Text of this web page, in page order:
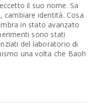
il suo nome. Sa
cambiare identità. Cosa
in stato avanzato
sono stati
del laboratorio di
una volta che Baoh